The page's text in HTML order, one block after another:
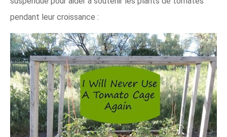
pendant leur croissance :